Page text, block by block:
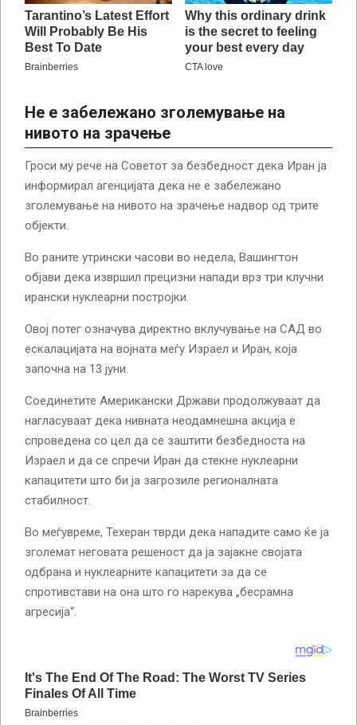
Не е забележано зголемување на
нивото на зрачење
Гроси му рече на Советот за безбедност дека Иран ја
информирал агенцијата дека не е забележано
зголемување на нивото на зрачење надвор од трите
објекти.
Во раните утрински часови во недела, Вашингтон
објави дека извршил прецизни напади врз три клучни
ирански нуклеарни постројки.
Овој потег означува директно вклучување на САД во
ескалацијата на војната меѓу Израел и Иран, која
започна на 13 јуни.
Соединетите Американски Држави продолжуваат да
нагласуваат дека нивната неодамнешна акција е
спроведена со цел да се заштити безбедноста на
Израел и да се спречи Иран да стекне нуклеарни
капацитети што би ја загрозиле регионалната
стабилност.
Во меѓувреме, Техеран тврди дека нападите само ќе ја
зголемат неговата решеност да ја зајакне својата
одбрана и нуклеарните капацитети за да се
спротивстави на она што го нарекува „бесрамна
агресија“.